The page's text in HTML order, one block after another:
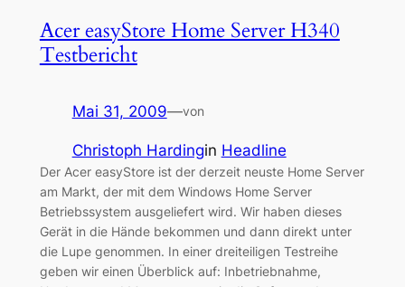
Acer easyStore Home Server H340
Testbericht
Mai 31, 2009—von
Christoph Hardingin Headline
Der Acer easyStore ist der derzeit neuste Home Server
am Markt, der mit dem Windows Home Server
Betriebssystem ausgeliefert wird. Wir haben dieses
Gerät in die Hände bekommen und dann direkt unter
die Lupe genommen. In einer dreiteiligen Testreihe
geben wir einen Überblick auf: Inbetriebnahme,